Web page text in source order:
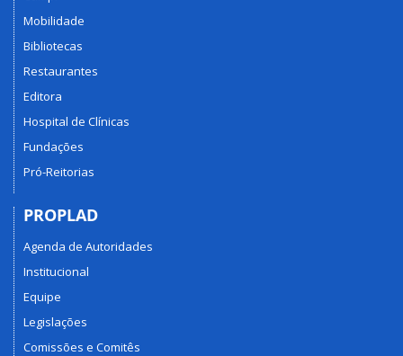
Mobilidade
Bibliotecas
Restaurantes
Editora
Hospital de Clínicas
Fundações
Pró-Reitorias
PROPLAD
Agenda de Autoridades
Institucional
Equipe
Legislações
Comissões e Comitês